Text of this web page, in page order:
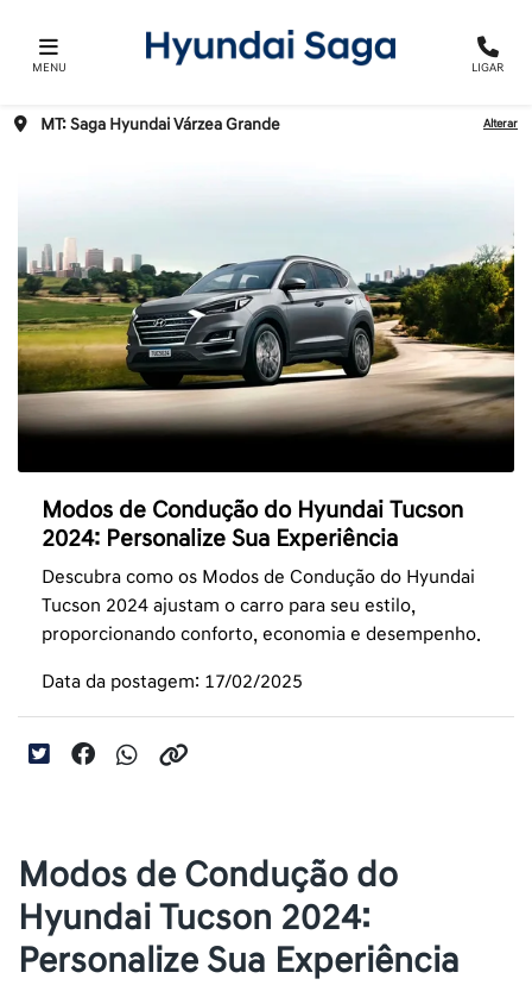
MENU LIGAR
MT: Saga Hyundai Várzea Grande Alterar
Modos de Condução do Hyundai Tucson
2024: Personalize Sua Experiência
Descubra como os Modos de Condução do Hyundai
Tucson 2024 ajustam o carro para seu estilo,
proporcionando conforto, economia e desempenho.
Data da postagem: 17/02/2025
Modos de Condução do
Hyundai Tucson 2024:
Personalize Sua Experiência